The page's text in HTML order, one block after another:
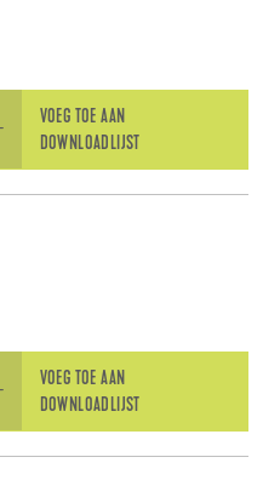
VOEG TOE AAN
DOWNLOADLIJST
VOEG TOE AAN
DOWNLOADLIJST